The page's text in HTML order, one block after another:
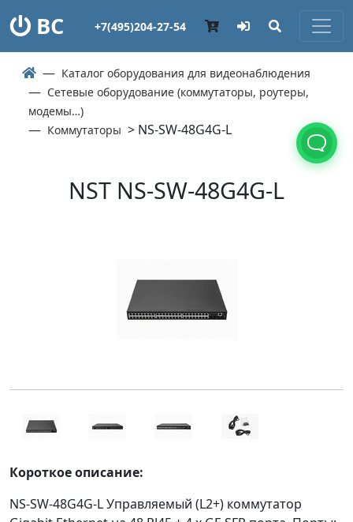
ВС +7(495)204-27-54
Каталог оборудования для видеонаблюдения
Сетевые оборудование (коммутаторы, роутеры,
модемы…)
Коммутаторы > NS-SW-48G4G-L
NST NS-SW-48G4G-L
Короткое описание:
NS-SW-48G4G-L Управляемый (L2+) коммутатор